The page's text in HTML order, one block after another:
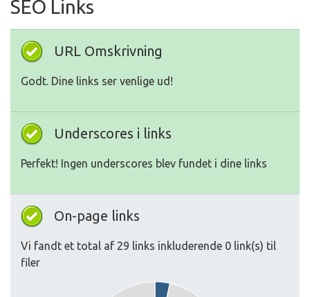
SEO Links
URL Omskrivning
Godt. Dine links ser venlige ud!
Underscores i links
Perfekt! Ingen underscores blev fundet i dine links
On-page links
Vi fandt et total af 29 links inkluderende 0 link(s) til
filer